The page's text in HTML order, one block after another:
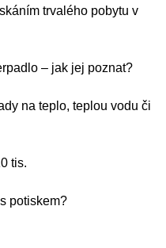
trvalého pobytu v
– jak jej poznat?
na teplo, teplou vodu či
tis.
potiskem?